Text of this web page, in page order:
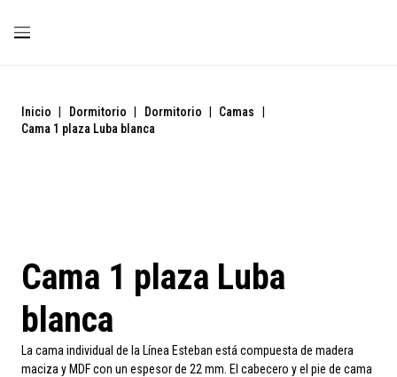
Inicio Dormitorio Dormitorio Camas
Cama 1 plaza Luba blanca
Cama 1 plaza Luba
blanca
La cama individual de la Línea Esteban está compuesta de madera
maciza y MDF con un espesor de 22 mm. El cabecero y el pie de cama